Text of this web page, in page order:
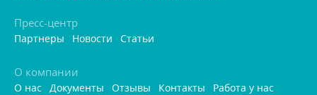
Пресс-центр
Партнеры Новости Статьи
О компании
О нас Документы Отзывы Контакты
Работа у нас